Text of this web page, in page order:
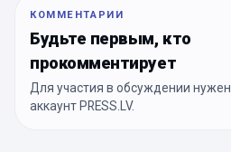
КОММЕНТАРИИ
Будьте первым, кто
прокомментирует
Для участия в обсуждении нужен
аккаунт PRESS.LV.